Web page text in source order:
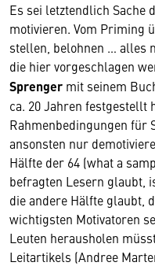
Es sei letztendlich Sache
motivieren. Vom Priming
stellen, belohnen … alles
die hier vorgeschlagen
Sprenger mit seinem Buch
ca. 20 Jahren festgestellt
Rahmenbedingungen für
ansonsten nur
Hälfte der 64 (what a
befragten Lesern glaubt,
die andere Hälfte glaubt,
wichtigsten Motivatoren
Leuten herausholen
Leitartikels (Andree